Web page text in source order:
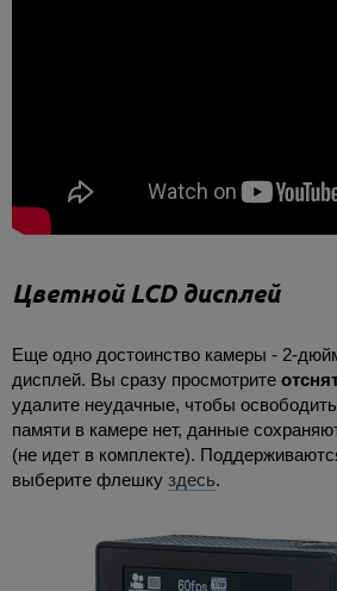
Цветной LCD дисплей
Еще одно достоинство камеры - 2-
дисплей. Вы сразу просмотрите
удалите неудачные, чтобы
памяти в камере нет, данные
(не идет в комплекте).
выберите флешку здесь.